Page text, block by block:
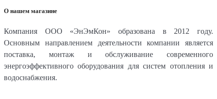
О нашем магазине
Компания ООО «ЭнЭмКон» образована в 2012 году.
Основным направлением деятельности компании является
поставка, монтаж и обслуживание современного
энергоэффективного оборудования для систем отопления и
водоснабжения.